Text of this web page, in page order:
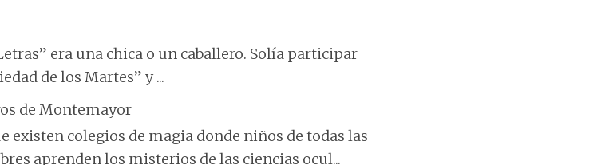
era una chica o un caballero. Solía participar
de los Martes” y ...
de Montemayor
existen colegios de magia donde niños de todas las
aprenden los misterios de las ciencias ocul...